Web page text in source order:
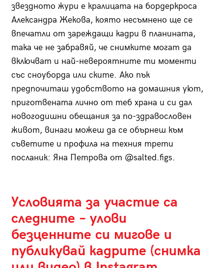
звездното жури е кралицата на бордеркроса
Александра Жекова, която несъмнено ще се
впечатли от зареждащи кадри в планината,
така че не забравяй, че снимките могат да
включват и най-невероятните ти моменти
със сноуборда или ските. Ако пък
предпочиташ удобството на домашния уют,
приготвената лично от теб храна и си дал
новогодишни обещания за по-здравословен
живот, винаги можеш да се обърнеш към
съветите и профила на техния трети
посланик: Яна Петрова от @salted.figs.
Условията за участие са
следните – улови
безценните си мигове и
публикувай кадрите (снимка